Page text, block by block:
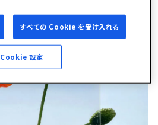
すべての Cookie を受け入れる
Cookie 設定